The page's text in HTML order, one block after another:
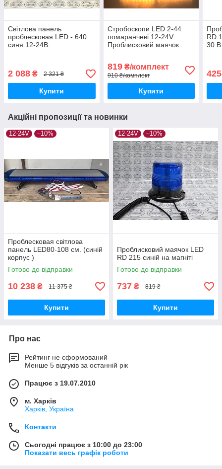
Світлова панель
проблесковая LED - 640
синя 12-24В.
2 088 ₴ 2 321 ₴
Купити
Стробоскопи LED 2-44
помаранчеві 12-24V.
Проблисковий маячок
819₴/комплект
910 ₴/комплект
Купити
RD
30 В
425
Акційні пропозиції та новинки
12-24V –10%
Проблесковая світлова
панель LED80-108 см. (синій
корпус )
Готово до відправки
10 238 ₴ 11 375 ₴
Купити
12-24V –10%
Проблисковий маячок LED
RD 215 синій на магніті
Готово до відправки
737 ₴ 819 ₴
Купити
Про нас
Рейтинг не сформований
Менше 5 відгуків за останній рік
Працює з 19.07.2010
м. Харків
Харків, Україна
Контакти
Сьогодні працює з 10:00 до 23:00
Показати весь графік роботи